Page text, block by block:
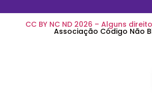
CC BY NC ND 2026 – Alguns
Associação Código Não